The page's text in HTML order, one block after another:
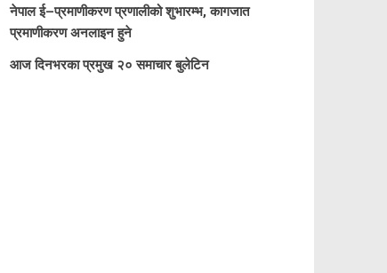
नेपाल ई–प्रमाणीकरण प्रणालीको शुभारम्भ, कागजात
प्रमाणीकरण अनलाइन हुने
आज दिनभरका प्रमुख २० समाचार बुलेटिन